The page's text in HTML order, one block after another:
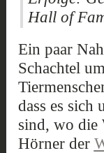
Hall of
Ein paar
Schachtel
dass es sich
sind, wo die
Hörner der